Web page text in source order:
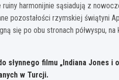
harmonijnie sąsiadują z
pozostałości rzymskiej świątyni
się po obu stronach półwyspu,
słynnego filmu „Indiana Jones
w Turcji.